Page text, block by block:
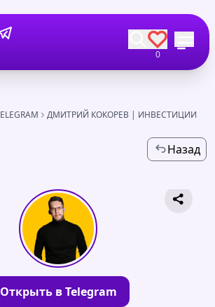
0
ДМИТРИЙ КОКОРЕВ | ИНВЕСТИЦИИ
Назад
Открыть в Telegram